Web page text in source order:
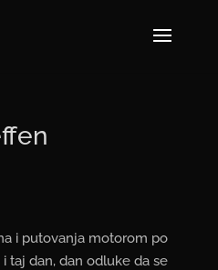
i putovanja motorom po
taj dan, dan odluke da se